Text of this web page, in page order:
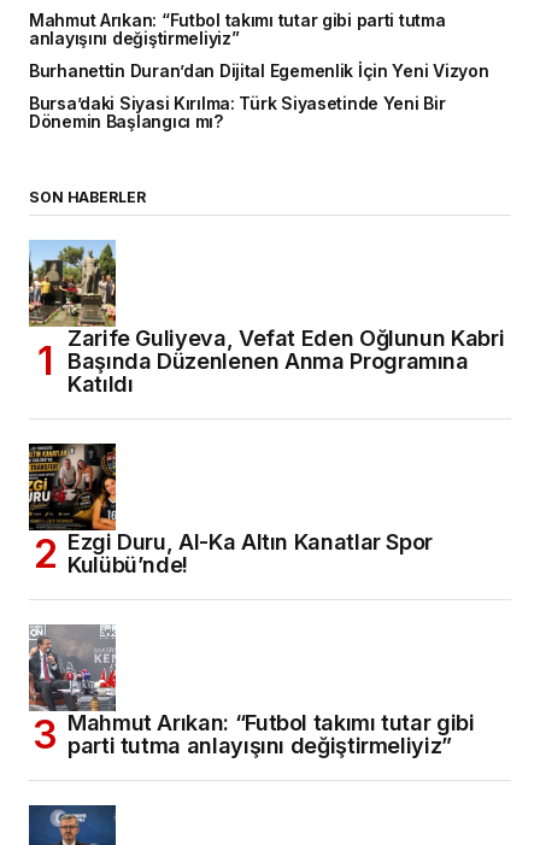
Mahmut Arıkan: “Futbol takımı tutar gibi parti tutma
anlayışını değiştirmeliyiz”
Burhanettin Duran’dan Dijital Egemenlik İçin Yeni Vizyon
Bursa’daki Siyasi Kırılma: Türk Siyasetinde Yeni Bir
Dönemin Başlangıcı mı?
SON HABERLER
Zarife Guliyeva, Vefat Eden Oğlunun Kabri
Başında Düzenlenen Anma Programına
Katıldı
Ezgi Duru, Al-Ka Altın Kanatlar Spor
Kulübü’nde!
Mahmut Arıkan: “Futbol takımı tutar gibi
parti tutma anlayışını değiştirmeliyiz”